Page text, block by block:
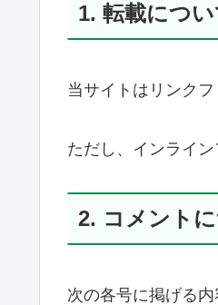
1. 転載につい
当サイトはリンク
ただし、インライ
2. コメント
次の各号に掲げる